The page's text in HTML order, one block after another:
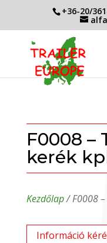
+36-20/
F0008 –
kerék
Kezdőlap/ F0008 –
Információ